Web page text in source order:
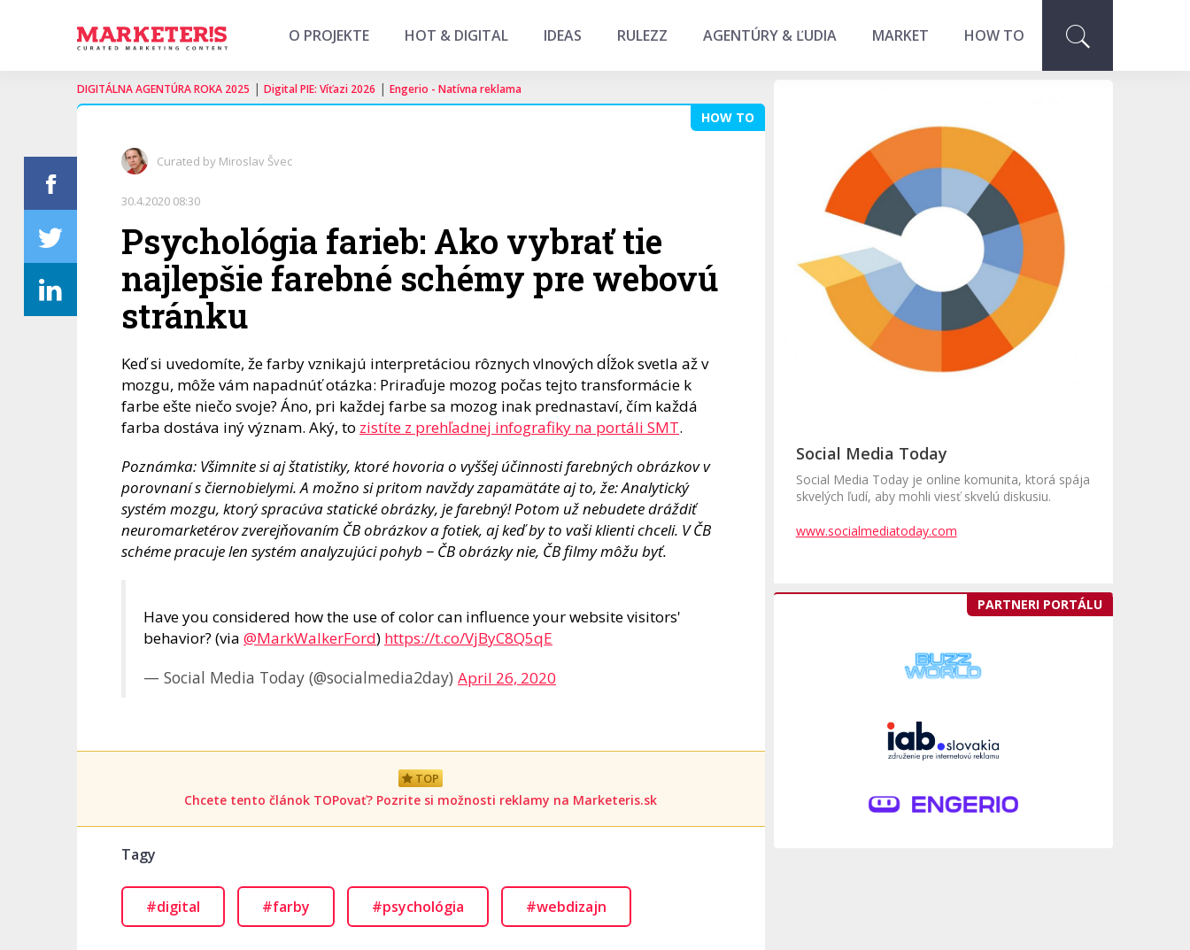
O PROJEKTE HOT & DIGITAL IDEAS RULEZZ AGENTÚRY & ĽUDIA MARKET HOW TO
DIGITÁLNA AGENTÚRA ROKA 2025 | Digital PIE: Víťazi 2026 | Engerio - Natívna reklama
HOW TO
Curated by Miroslav Švec
30.4.2020 08:30
Psychológia farieb: Ako vybrať tie
najlepšie farebné schémy pre webovú
stránku
Keď si uvedomíte, že farby vznikajú interpretáciou rôznych vlnových dĺžok svetla až v
mozgu, môže vám napadnúť otázka: Priraďuje mozog počas tejto transformácie k
farbe ešte niečo svoje? Áno, pri každej farbe sa mozog inak prednastaví, čím každá
farba dostáva iný význam. Aký, to zistíte z prehľadnej infografiky na portáli SMT.
Poznámka: Všimnite si aj štatistiky, ktoré hovoria o vyššej účinnosti farebných obrázkov v
porovnaní s čiernobielymi. A možno si pritom navždy zapamätáte aj to, že: Analytický
systém mozgu, ktorý spracúva statické obrázky, je farebný! Potom už nebudete dráždiť
neuromarketérov zverejňovaním ČB obrázkov a fotiek, aj keď by to vaši klienti chceli. V ČB
schéme pracuje len systém analyzujúci pohyb − ČB obrázky nie, ČB filmy môžu byť.
Have you considered how the use of color can influence your website visitors'
behavior? (via @MarkWalkerFord) https://t.co/VjByC8Q5qE
— Social Media Today (@socialmedia2day) April 26, 2020
TOP
Chcete tento článok TOPovať? Pozrite si možnosti reklamy na Marketeris.sk
Tagy
#digital #farby #psychológia #webdizajn
Social Media Today
Social Media Today je online komunita, ktorá spája
skvelých ľudí, aby mohli viesť skvelú diskusiu.
www.socialmediatoday.com
PARTNERI PORTÁLU